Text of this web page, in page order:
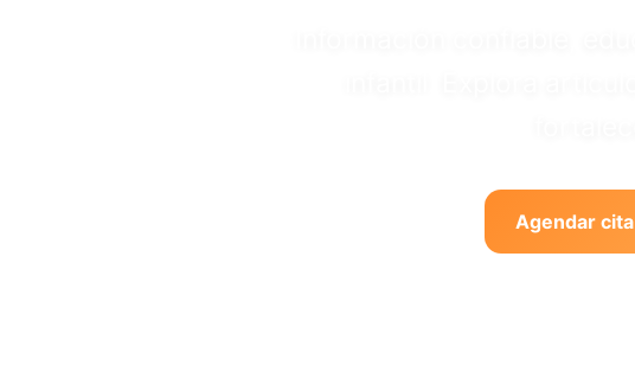
Agendar cita